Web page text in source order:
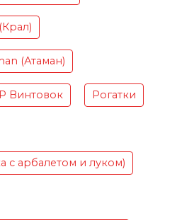
(Атаман)
Винтовок Рогатки
с арбалетом и луком)